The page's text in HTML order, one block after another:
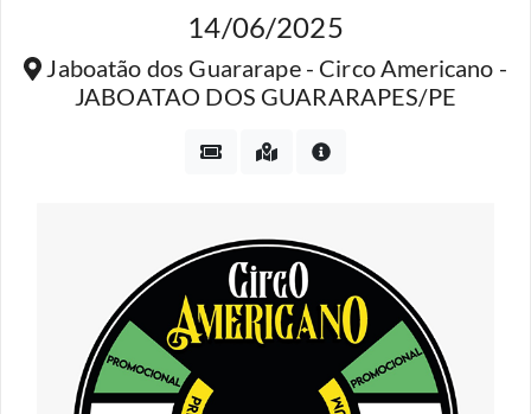
14/06/2025
Jaboatão dos Guararape - Circo Americano -
JABOATAO DOS GUARARAPES/PE